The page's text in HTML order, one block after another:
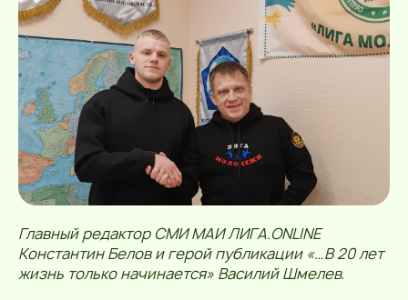
Главный редактор СМИ МАИ ЛИГА.ONLINE
Константин Белов и герой публикации «…В 20 лет
жизнь только начинается» Василий Шмелев.